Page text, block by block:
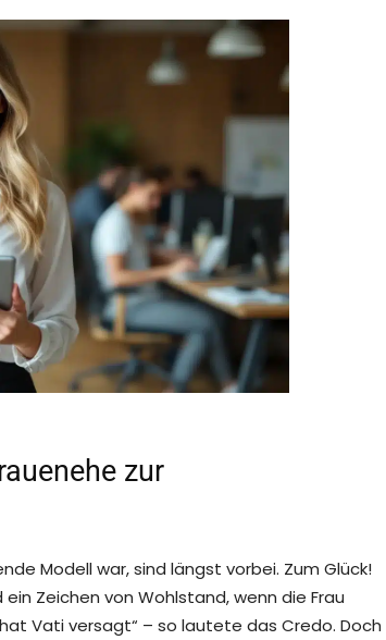
zur
Modell war, sind längst vorbei. Zum Glück!
Zeichen von Wohlstand, wenn die Frau
Vati versagt“ – so lautete das Credo. Doch